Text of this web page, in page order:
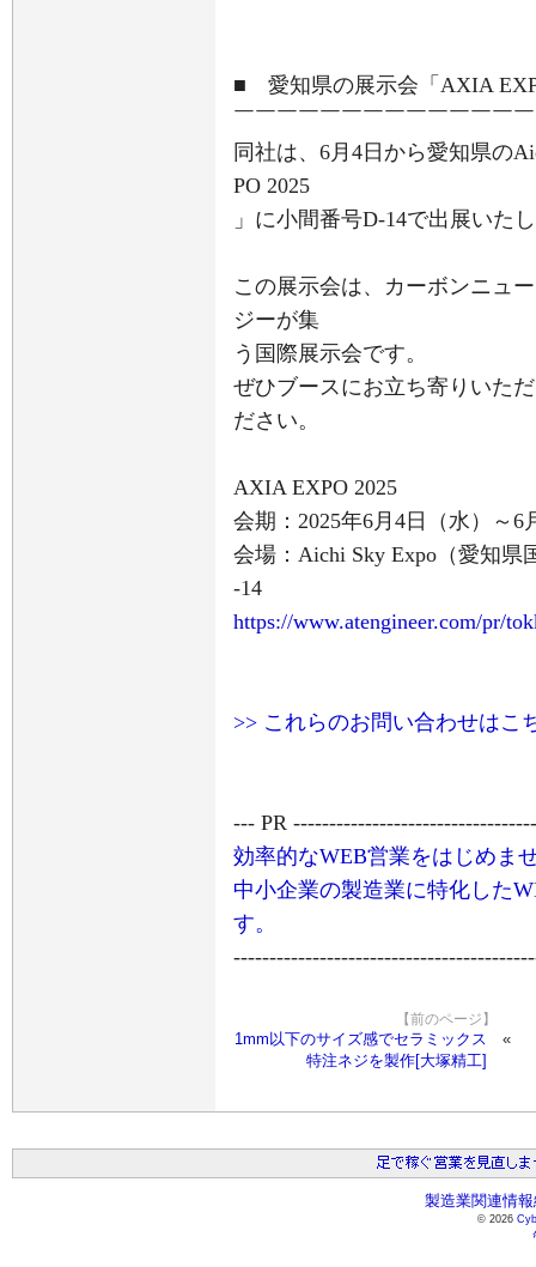
■ 愛知県の展示会「AXIA
￣￣￣￣￣￣￣￣￣￣￣￣￣
同社は、6月4日から愛知県の
PO 2025
」に小間番号D-14で出展いた
この展示会は、カーボンニュ
ジーが集
う国際展示会です。
ぜひブースにお立ち寄りいた
ださい。
AXIA EXPO 2025
会期：2025年6月4日（水）～6
会場：Aichi Sky Expo（愛知
-14
https://www.atengineer.com/pr/
>> これらのお問い合わせはこ
--- PR
効率的なWEB営業をはじめま
中小企業の製造業に特化した
す。
【前のページ】
1mm以下のサイズ感でセラミックス
特注ネジを製作[大塚精工]
製造業関連情
© 2026